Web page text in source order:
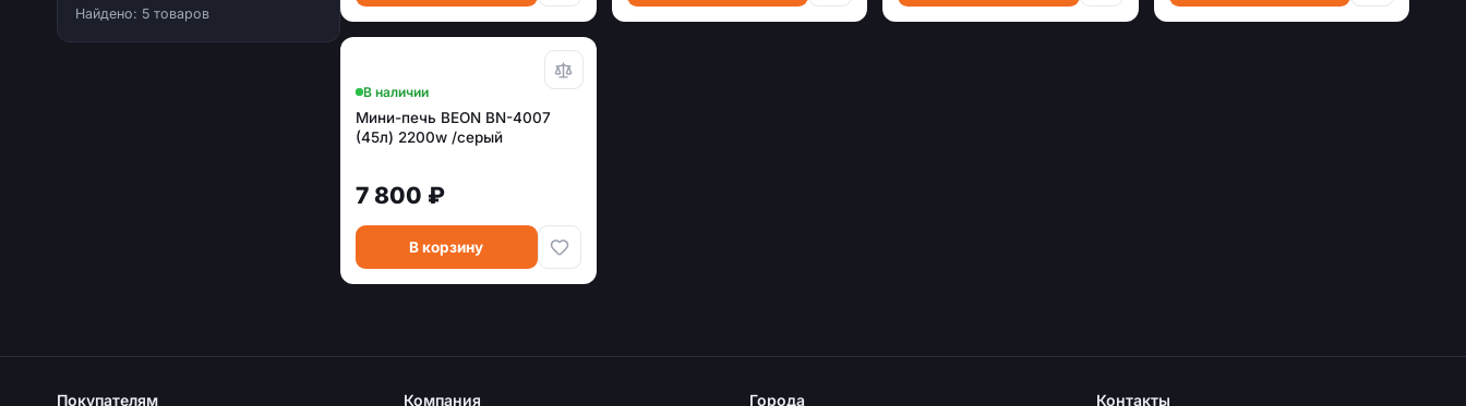
Найдено: 5 товаров
В наличии
Мини-печь BEON BN-4007
(45л) 2200w /серый
7 800 ₽
В корзину
Покупателям Компания Города Контакты